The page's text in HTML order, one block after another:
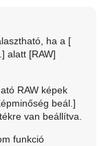
ha a [
alatt [RAW]
RAW képek
beál.]
van beállítva.
funkció